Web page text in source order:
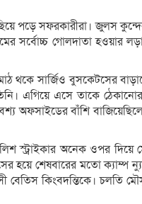
পড়ে সফরকারীরা। জুলস
সর্বোচ্চ গোলদাতা হওয়ার
থকে সার্জিও বুসকেটসের
এগিয়ে এসে তাকে ঠেকানোর
অফসাইডের বাঁশি
স্ট্রাইকার অনেক ওপর
শেষবারের মতো ক্যাম্প
বেতিস কিংবদন্তিকে। চলতি